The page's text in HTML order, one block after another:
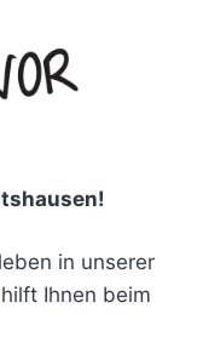
in unserer
Ihnen beim